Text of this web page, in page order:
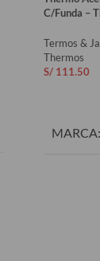
C/Funda –
Termos &
Thermos
S/111.50
MARCA